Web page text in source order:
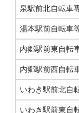
泉駅前北自転車
湯本駅前自転車
内郷駅前東自転
内郷駅前西自転
いわき駅前北自
いわき駅前東自